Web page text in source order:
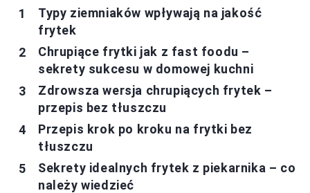
Typy ziemniaków wpływają na jakość
frytek
Chrupiące frytki jak z fast foodu –
sekrety sukcesu w domowej kuchni
Zdrowsza wersja chrupiących frytek –
przepis bez tłuszczu
Przepis krok po kroku na frytki bez
tłuszczu
Sekrety idealnych frytek z piekarnika – co
należy wiedzieć